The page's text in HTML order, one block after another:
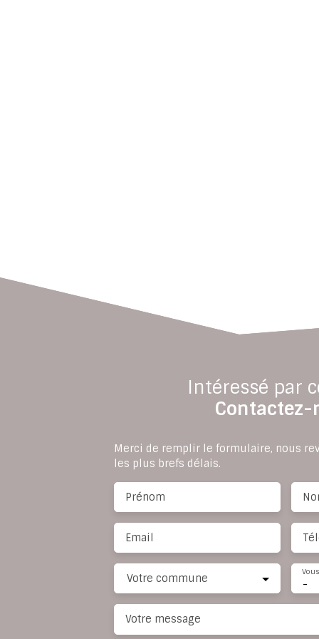
Intéressé par
Contactez-
Merci de remplir le formulaire, nous
les plus brefs délais.
Prénom
Email
Votre commune -
Votre message